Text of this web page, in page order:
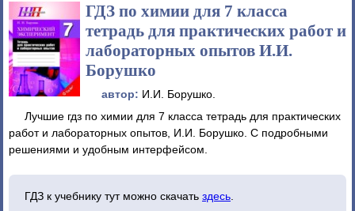
ГДЗ по химии для 7 класса
тетрадь для практических работ и
лабораторных опытов И.И.
Борушко
автор: И.И. Борушко.
Лучшие гдз по химии для 7 класса тетрадь для практических
работ и лабораторных опытов, И.И. Борушко. С подробными
решениями и удобным интерфейсом.
ГДЗ к учебнику тут можно скачать здесь